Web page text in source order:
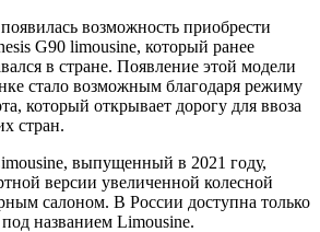
возможность приобрести
G90 limousine, который ранее
в стране. Появление этой модели
стало возможным благодаря режиму
который открывает дорогу для ввоза
стран.
выпущенный в 2021 году,
версии увеличенной колесной
салоном. В России доступна только
названием Limousine.